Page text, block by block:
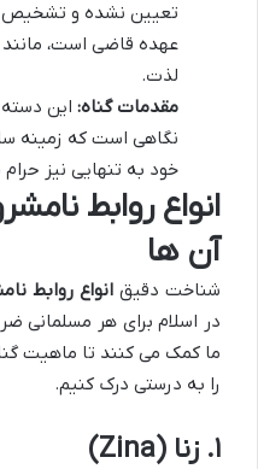
تعیین نشده و تشخیص
عهده قاضی است،
لذت.
مقدمات گناه: این دسته
نگاهی است که زمینه
خود به تنهایی نیز
انواع روابط
آن ها
شناخت دقیق انواع روابط
در اسلام برای هر مسلمانی
ما کمک می کنند تا ماهیت
را به درستی درک کنیم.
۱. زنا (Zina)